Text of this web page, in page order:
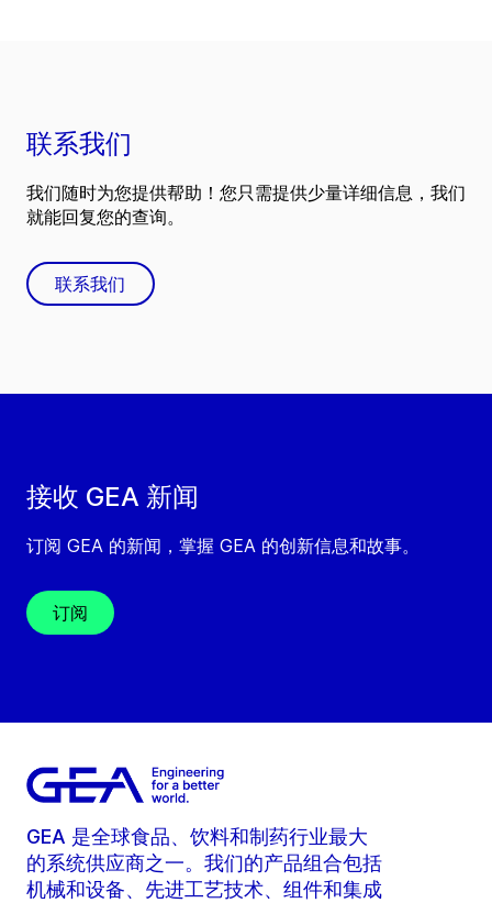
接收 GEA 新闻
订阅 GEA 的新闻，掌握 GEA 的创新信息和故事。
订阅
联系我们
我们随时为您提供帮助！您只需提供少量详细信息，我们
就能回复您的查询。
联系我们
GEA 是全球食品、饮料和制药行业最大
的系统供应商之一。我们的产品组合包括
机械和设备、先进工艺技术、组件和集成